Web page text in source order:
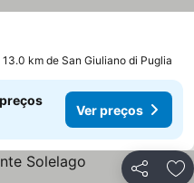
km de San Giuliano di Puglia
Ver preços
Partilhar